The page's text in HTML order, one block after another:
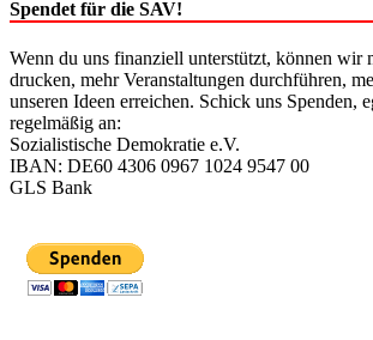
Spendet für die SAV!
Wenn du uns finanziell unterstützt, können wir
drucken, mehr Veranstaltungen durchführen,
unseren Ideen erreichen. Schick uns Spenden,
regelmäßig an:
Sozialistische Demokratie e.V.
IBAN: DE60 4306 0967 1024 9547 00
GLS Bank